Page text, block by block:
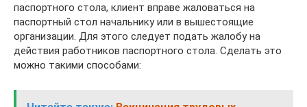
паспортного стола, клиент вправе жаловаться на
паспортный стол начальнику или в вышестоящие
организации. Для этого следует подать жалобу на
действия работников паспортного стола. Сделать это
можно такими способами: